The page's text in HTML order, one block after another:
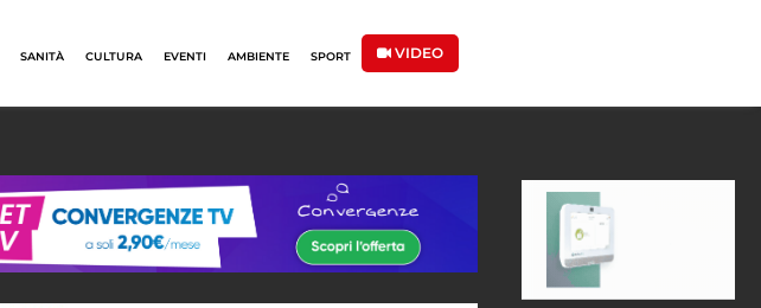
SANITÀ CULTURA EVENTI AMBIENTE SPORT VIDEO